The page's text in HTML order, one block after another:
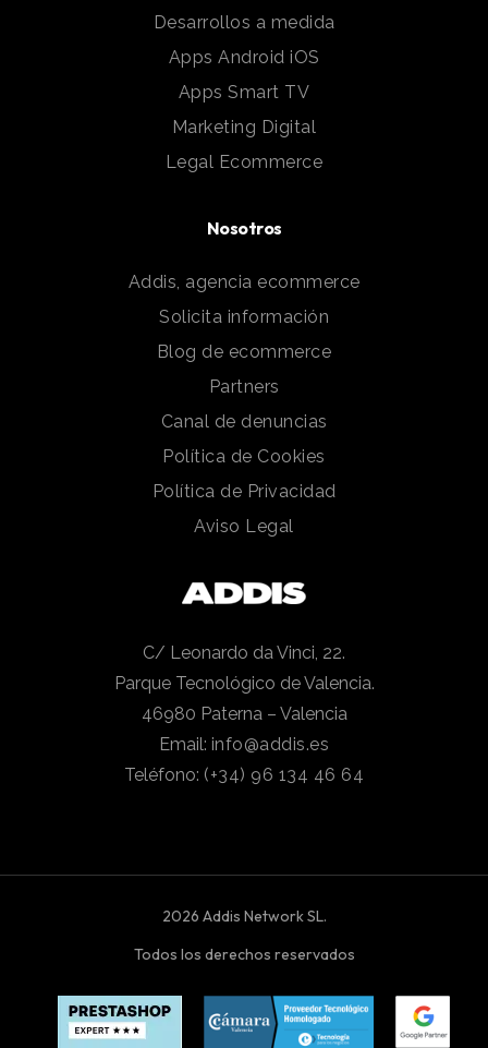
Desarrollos a medida
Apps Android iOS
Apps Smart TV
Marketing Digital
Legal Ecommerce
Nosotros
Addis, agencia ecommerce
Solicita información
Blog de ecommerce
Partners
Canal de denuncias
Política de Cookies
Política de Privacidad
Aviso Legal
C/ Leonardo da Vinci, 22.
Parque Tecnológico de Valencia.
46980 Paterna – Valencia
Email: info@addis.es
Teléfono: (+34) 96 134 46 64
2026 Addis Network SL.
Todos los derechos reservados